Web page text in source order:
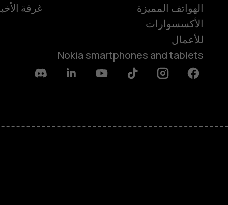
الهواتف المميزة
الأكسسوارات
للأعمال
Nokia smartphones and tablets
غرفة
Facebook
Instagram
Tiktok
Youtube
Linkedin
Discord